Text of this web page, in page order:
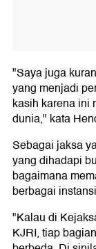
"Saya juga
yang menjadi
kasih karena ini
dunia," kata
Sebagai jaksa
yang dihadapi
bagaimana
berbagai
"Kalau di
KJRI, tiap